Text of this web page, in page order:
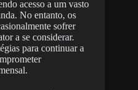
acesso a um vasto
No entanto, os
sofrer
a se considerar.
para continuar a